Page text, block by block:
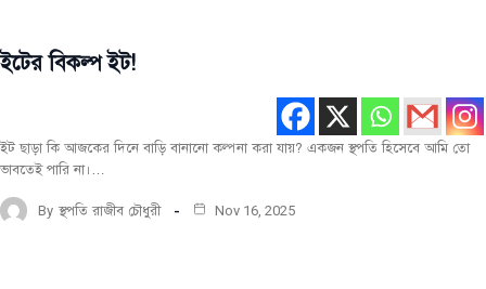
পরিবেশ
নির্মাণ
তথ্য
ইটের বিকল্প ইট!
ইট ছাড়া কি আজকের দিনে বাড়ি বানানো কল্পনা করা যায়? একজন স্থপতি হিসেবে আমি তো
ভাবতেই পারি না।…
By স্থপতি রাজীব চৌধুরী Nov 16, 2025